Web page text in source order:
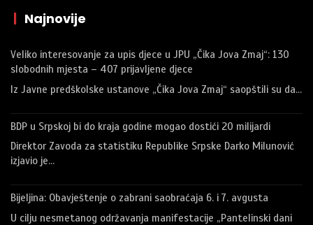
| Najnovije
Veliko interesovanje za upis djece u JPU „Čika Jova Zmaj“: 130
slobodnih mjesta – 407 prijavljene djece
Iz Javne predškolske ustanove „Čika Jova Zmaj“ saopštili su da…
BDP u Srpskoj bi do kraja godine mogao dostići 20 milijardi
Direktor Zavoda za statistiku Republike Srpske Darko Milunović
izjavio je…
Bijeljina: Obavještenje o zabrani saobraćaja 6. i 7. avgusta
U cilju nesmetanog održavanja manifestacije „Pantelinski dani